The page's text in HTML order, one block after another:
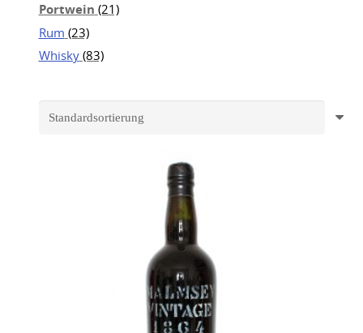
Portwein (21)
Rum (23)
Whisky (83)